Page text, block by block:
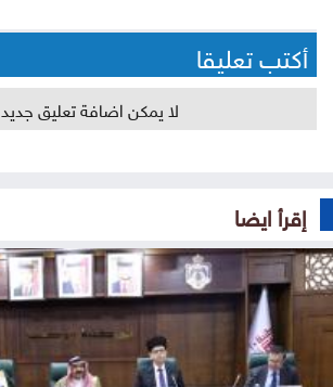
أكتب تعليقا
لا يمكن اضافة تعليق جديد
إقرأ ايضا